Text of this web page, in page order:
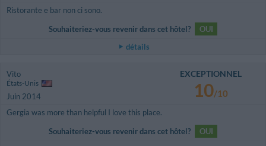
Ristorante e bar non ci sono.
Souhaiteriez-vous revenir dans cet hôtel?
OUI
détails
Vito
États-Unis
Juin 2014
EXCEPTIONNEL
10/10
Gergia was more than helpful I love this place.
Souhaiteriez-vous revenir dans cet hôtel?
OUI